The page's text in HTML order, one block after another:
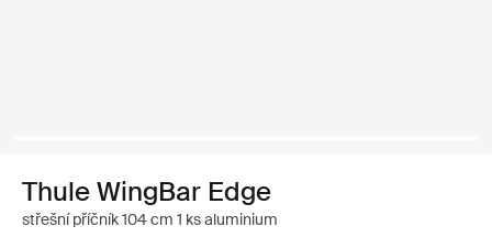
Thule WingBar Edge
střešní příčník 104 cm 1 ks aluminium